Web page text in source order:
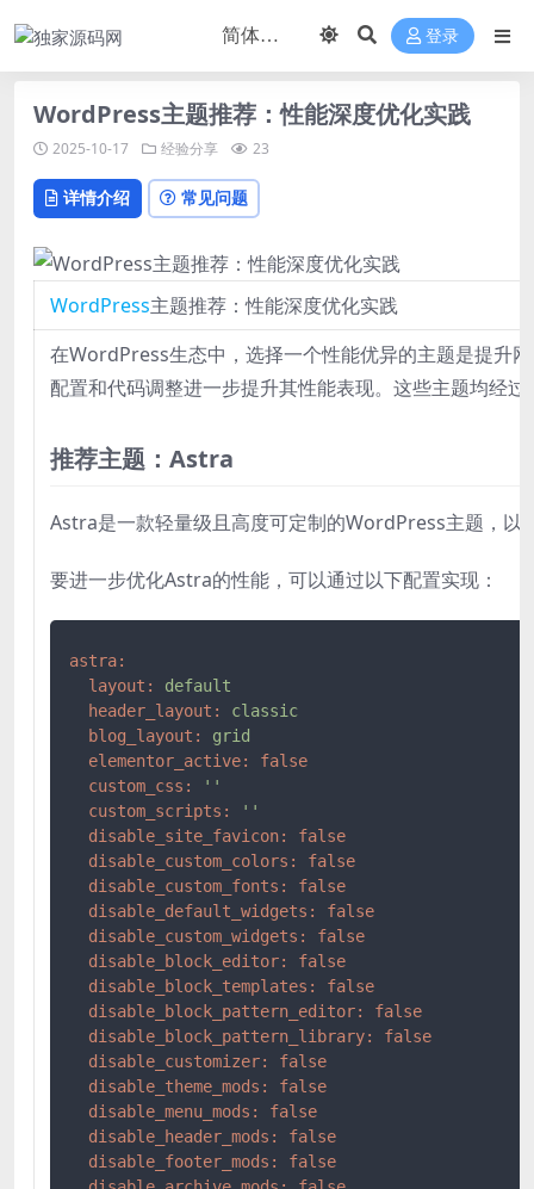
登录
WordPress主题推荐：性能深度优化实践
2025-10-17 经验分享 23
详情介绍 常见问题
WordPress主题推荐：性能深度优化实践
在WordPress生态中，选择一个性能优异的主题是提升
配置和代码调整进一步提升其性能表现。这些主题均经
推荐主题：Astra
Astra是一款轻量级且高度可定制的WordPress主题，以
要进一步优化Astra的性能，可以通过以下配置实现：
astra:
layout:
default
header_layout:
classic
blog_layout:
grid
elementor_active:
false
custom_css:
''
custom_scripts:
''
disable_site_favicon:
false
disable_custom_colors:
false
disable_custom_fonts:
false
disable_default_widgets:
false
disable_custom_widgets:
false
disable_block_editor:
false
disable_block_templates:
false
disable_block_pattern_editor:
false
disable_block_pattern_library:
false
disable_customizer:
false
disable_theme_mods:
false
disable_menu_mods:
false
disable_header_mods:
false
disable_footer_mods:
false